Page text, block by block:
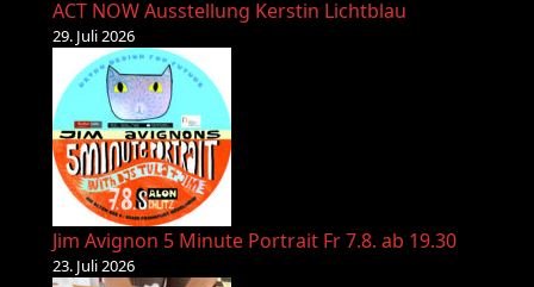
ACT NOW Ausstellung Kerstin Lichtblau
29. Juli 2026
Jim Avignon 5 Minute Portrait Fr 7.8. ab 19.30
23. Juli 2026